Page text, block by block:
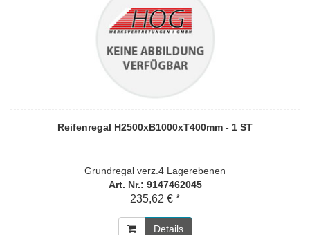
Reifenregal H2500xB1000xT400mm - 1 ST
Grundregal verz.4 Lagerebenen
Art. Nr.: 9147462045
235,62 € *
Details